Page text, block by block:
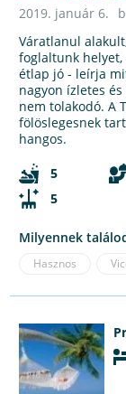
2019. január 6.
Váratlanul
foglaltunk helyet,
étlap jó - leírja
nagyon ízletes
nem tolakodó. A
fölöslegesnek
hangos.
5
5
Milyennek
Hasznos